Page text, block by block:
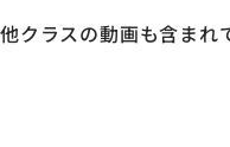
他クラスの動画も含まれ